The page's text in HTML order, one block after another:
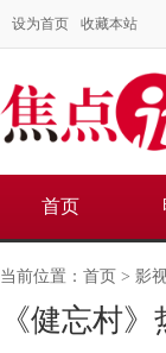
设为首页 收藏本站
首页
当前位置： 首页 > 影
《健忘村